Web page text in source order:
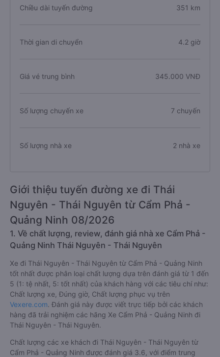
Chiều dài tuyến đường 351 km
Thời gian di chuyển 4.2 giờ
Giá vé trung bình 345.000 VNĐ
Số lượng chuyến xe 7 chuyến
Số lượng nhà xe 2 nhà xe
Giới thiệu tuyến đường xe đi Thái
Nguyên - Thái Nguyên từ Cẩm Phả -
Quảng Ninh 08/2026
1. Về chất lượng, review, đánh giá nhà xe Cẩm Phả -
Quảng Ninh Thái Nguyên - Thái Nguyên
Xe đi Thái Nguyên - Thái Nguyên từ Cẩm Phả - Quảng Ninh
tốt nhất được phân loại chất lượng dựa trên đánh giá từ 1 đến
5 (1: tệ nhất, 5: tốt nhất) của khách hàng với các tiêu chí như:
Chất lượng xe, Đúng giờ, Chất lượng phục vụ trên
Vexere.com. Đánh giá này được viết trực tiếp bởi các khách
hàng đã trải nghiệm các hãng Xe Cẩm Phả - Quảng Ninh đi
Thái Nguyên - Thái Nguyên.
Chất lượng các xe khách đi Thái Nguyên - Thái Nguyên từ
Cẩm Phả - Quảng Ninh được đánh giá 3.6, với điểm trung